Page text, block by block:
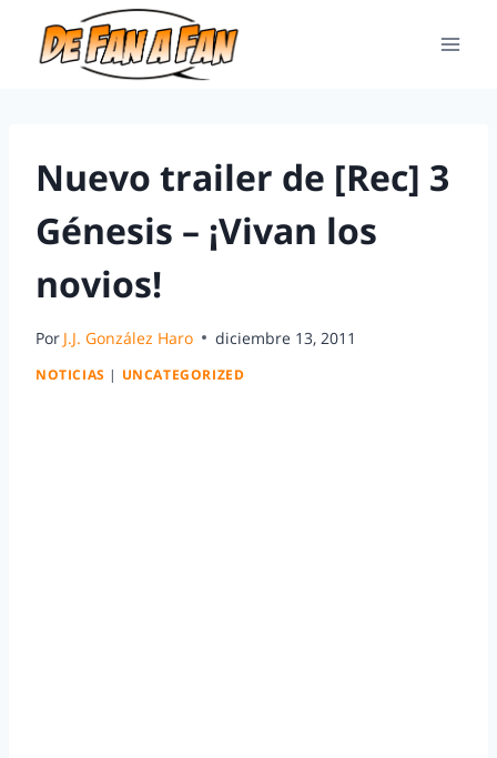
Nuevo trailer de [Rec] 3
Génesis – ¡Vivan los
novios!
Por J.J. González Haro diciembre 13, 2011
NOTICIAS | UNCATEGORIZED